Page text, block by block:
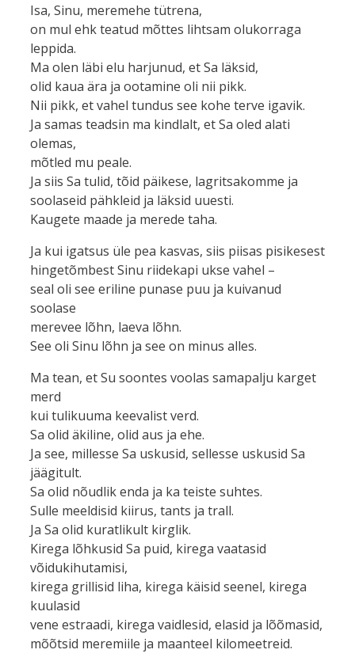
Isa, Sinu, meremehe tütrena,
on mul ehk teatud mõttes lihtsam olukorraga
leppida.
Ma olen läbi elu harjunud, et Sa läksid,
olid kaua ära ja ootamine oli nii pikk.
Nii pikk, et vahel tundus see kohe terve igavik.
Ja samas teadsin ma kindlalt, et Sa oled alati
olemas,
mõtled mu peale.
Ja siis Sa tulid, tõid päikese, lagritsakomme ja
soolaseid pähkleid ja läksid uuesti.
Kaugete maade ja merede taha.
Ja kui igatsus üle pea kasvas, siis piisas pisikesest
hingetõmbest Sinu riidekapi ukse vahel –
seal oli see eriline punase puu ja kuivanud
soolase
merevee lõhn, laeva lõhn.
See oli Sinu lõhn ja see on minus alles.
Ma tean, et Su soontes voolas samapalju karget
merd
kui tulikuuma keevalist verd.
Sa olid äkiline, olid aus ja ehe.
Ja see, millesse Sa uskusid, sellesse uskusid Sa
jäägitult.
Sa olid nõudlik enda ja ka teiste suhtes.
Sulle meeldisid kiirus, tants ja trall.
Ja Sa olid kuratlikult kirglik.
Kirega lõhkusid Sa puid, kirega vaatasid
võidukihutamisi,
kirega grillisid liha, kirega käisid seenel, kirega
kuulasid
vene estraadi, kirega vaidlesid, elasid ja lõõmasid,
mõõtsid meremiile ja maanteel kilomeetreid.